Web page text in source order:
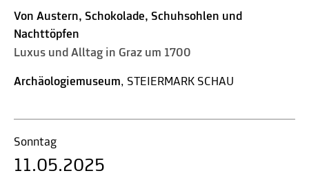
Von Austern, Schokolade, Schuhsohlen und
Nachttöpfen
Luxus und Alltag in Graz um 1700
Archäologiemuseum, STEIERMARK SCHAU
Sonntag
11.05.2025